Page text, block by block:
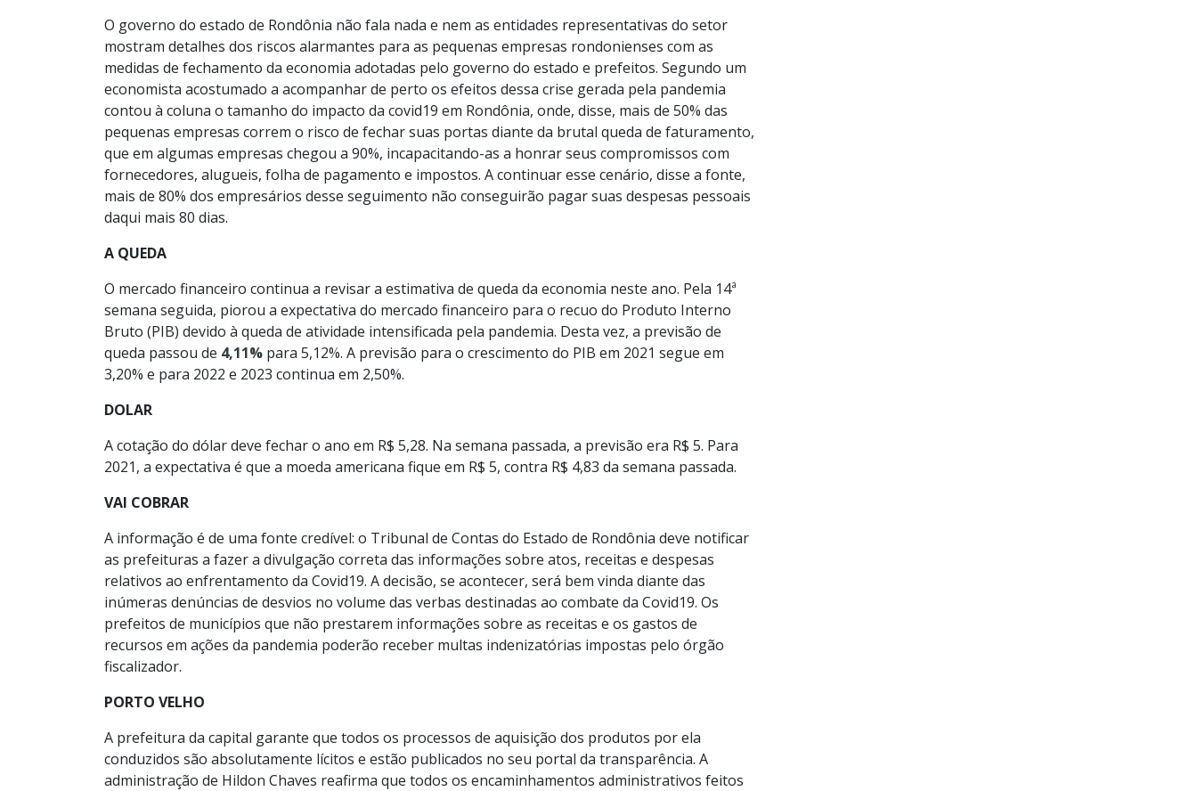
O governo do estado de Rondônia não fala nada e nem as entidades representativas do setor
mostram detalhes dos riscos alarmantes para as pequenas empresas rondonienses com as
medidas de fechamento da economia adotadas pelo governo do estado e prefeitos. Segundo um
economista acostumado a acompanhar de perto os efeitos dessa crise gerada pela pandemia
contou à coluna o tamanho do impacto da covid19 em Rondônia, onde, disse, mais de 50% das
pequenas empresas correm o risco de fechar suas portas diante da brutal queda de faturamento,
que em algumas empresas chegou a 90%, incapacitando-as a honrar seus compromissos com
fornecedores, alugueis, folha de pagamento e impostos. A continuar esse cenário, disse a fonte,
mais de 80% dos empresários desse seguimento não conseguirão pagar suas despesas pessoais
daqui mais 80 dias.
A QUEDA
O mercado financeiro continua a revisar a estimativa de queda da economia neste ano. Pela 14ª
semana seguida, piorou a expectativa do mercado financeiro para o recuo do Produto Interno
Bruto (PIB) devido à queda de atividade intensificada pela pandemia. Desta vez, a previsão de
queda passou de 4,11% para 5,12%. A previsão para o crescimento do PIB em 2021 segue em
3,20% e para 2022 e 2023 continua em 2,50%.
DOLAR
A cotação do dólar deve fechar o ano em R$ 5,28. Na semana passada, a previsão era R$ 5. Para
2021, a expectativa é que a moeda americana fique em R$ 5, contra R$ 4,83 da semana passada.
VAI COBRAR
A informação é de uma fonte credível: o Tribunal de Contas do Estado de Rondônia deve notificar
as prefeituras a fazer a divulgação correta das informações sobre atos, receitas e despesas
relativos ao enfrentamento da Covid19. A decisão, se acontecer, será bem vinda diante das
inúmeras denúncias de desvios no volume das verbas destinadas ao combate da Covid19. Os
prefeitos de municípios que não prestarem informações sobre as receitas e os gastos de
recursos em ações da pandemia poderão receber multas indenizatórias impostas pelo órgão
fiscalizador.
PORTO VELHO
A prefeitura da capital garante que todos os processos de aquisição dos produtos por ela
conduzidos são absolutamente lícitos e estão publicados no seu portal da transparência. A
administração de Hildon Chaves reafirma que todos os encaminhamentos administrativos feitos